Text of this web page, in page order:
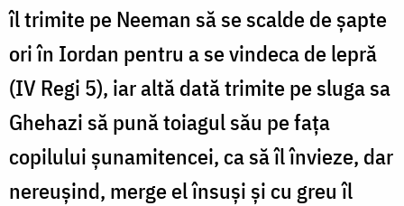
îl trimite pe Neeman să se scalde de șapte
ori în Iordan pentru a se vindeca de lepră
(IV Regi 5), iar altă dată trimite pe sluga sa
Ghehazi să pună toiagul său pe fața
copilului șunamitencei, ca să îl învieze, dar
nereușind, merge el însuși și cu greu îl